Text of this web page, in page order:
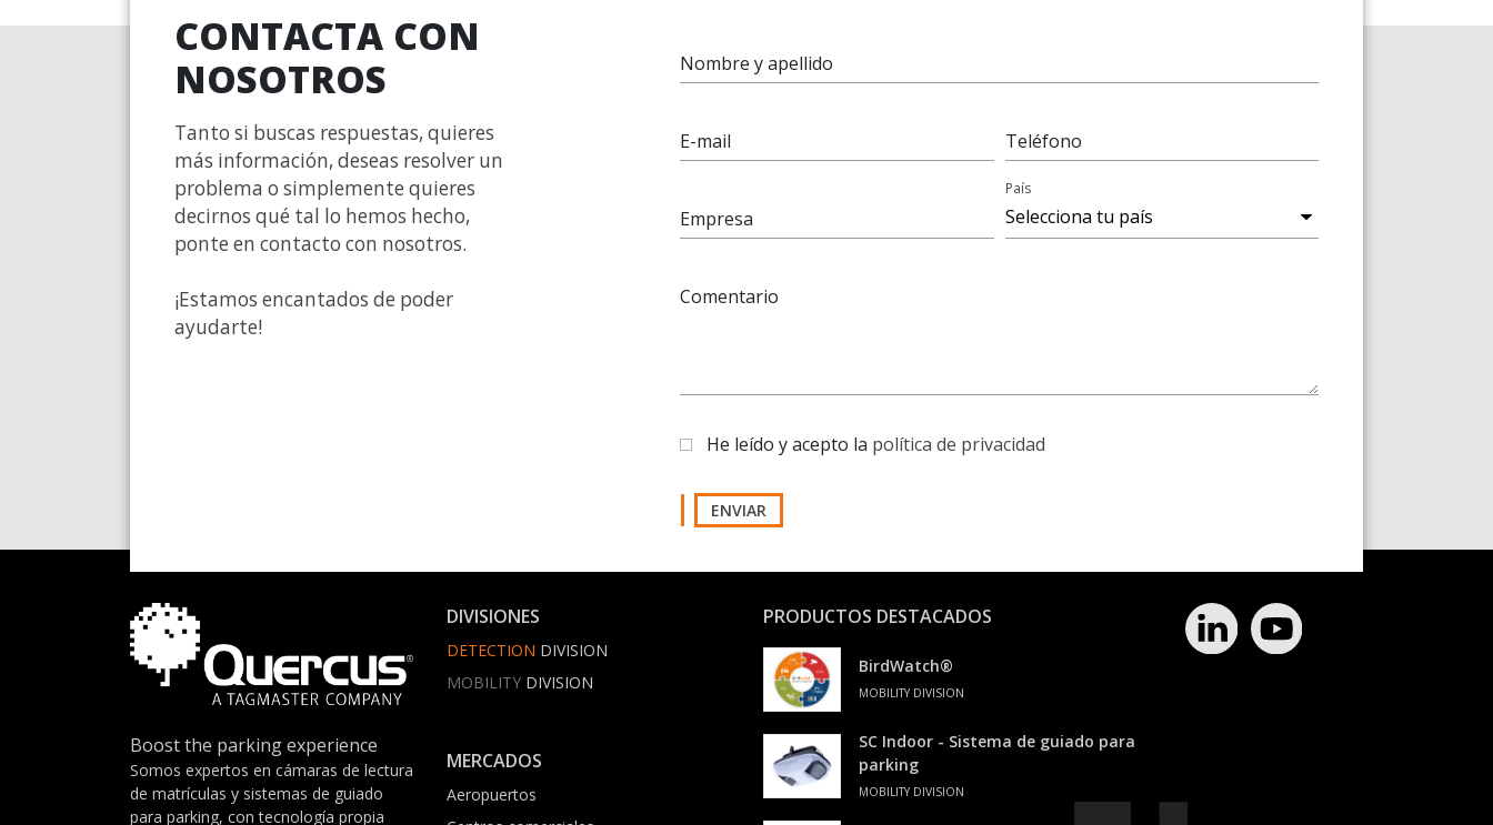
CONTACTA CON
NOSOTROS
Tanto si buscas respuestas, quieres
más información, deseas resolver un
problema o simplemente quieres
decirnos qué tal lo hemos hecho,
ponte en contacto con nosotros.
¡Estamos encantados de poder
ayudarte!
Nombre y apellido
E-mail Teléfono
Empresa
País
Comentario
He leído y acepto la política de privacidad
ENVIAR
Boost the parking experience
Somos expertos en cámaras de lectura
de matrículas y sistemas de guiado
para parking, con tecnología propia
DIVISIONES
DETECTION DIVISION
MOBILITY DIVISION
MERCADOS
Aeropuertos
PRODUCTOS DESTACADOS
BirdWatch®
MOBILITY DIVISION
SC Indoor - Sistema de guiado para
parking
MOBILITY DIVISION